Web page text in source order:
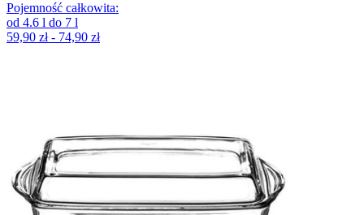
Pojemność całkowita:
od 4.6 l do 7 l
59,90 zł - 74,90 zł